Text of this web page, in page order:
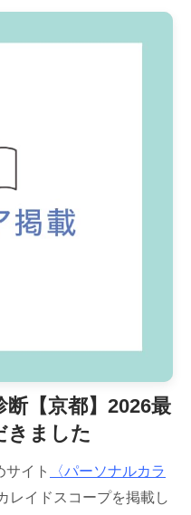
断【京都】2026最
きました
サイト 〈パーソナルカラ
レイドスコープを掲載し